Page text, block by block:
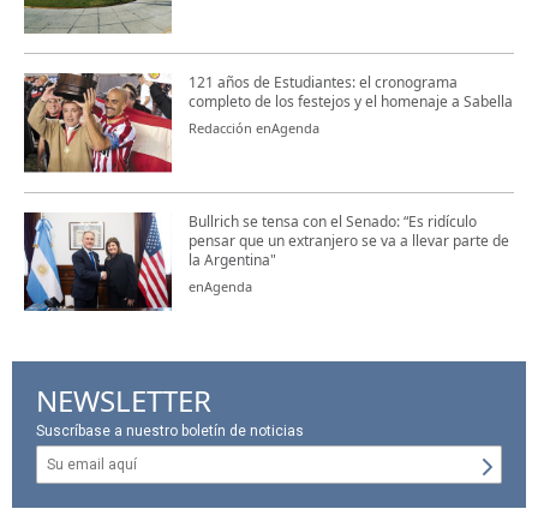
121 años de Estudiantes: el cronograma
completo de los festejos y el homenaje a Sabella
Redacción enAgenda
Bullrich se tensa con el Senado: “Es ridículo
pensar que un extranjero se va a llevar parte de
la Argentina"
enAgenda
NEWSLETTER
Suscríbase a nuestro boletín de noticias